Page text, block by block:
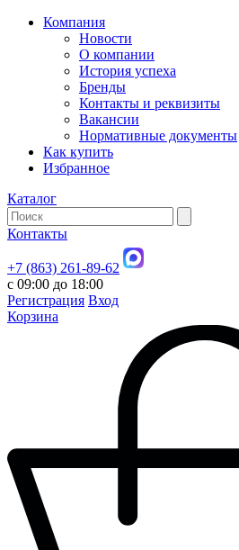
Компания
Новости
О компании
История успеха
Бренды
Контакты и реквизиты
Вакансии
Нормативные документы
Как купить
Избранное
Каталог
Контакты
+7 (863) 261-89-62
с 09:00 до 18:00
Регистрация Вход
Корзина